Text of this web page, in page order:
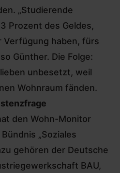
„Studierende
Prozent des Geldes,
Verfügung haben, fürs
Günther. Die Folge:
unbesetzt, weil
Wohnraum fänden.
den Wohn-Monitor
„Soziales
gehören der Deutsche
BAU,